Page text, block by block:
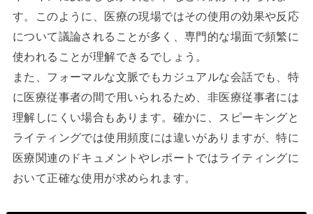
す。このように、医療の現場ではその使用の効果や反応
について議論されることが多く、専門的な場面で頻繁に
使われることが理解できるでしょう。
また、フォーマルな文脈でもカジュアルな会話でも、特
に医療従事者の間で用いられるため、非医療従事者には
理解しにくい場合もあります。確かに、スピーキングと
ライティングでは使用頻度には違いがありますが、特に
医療関連のドキュメントやレポートではライティングに
おいて正確な使用が求められます。